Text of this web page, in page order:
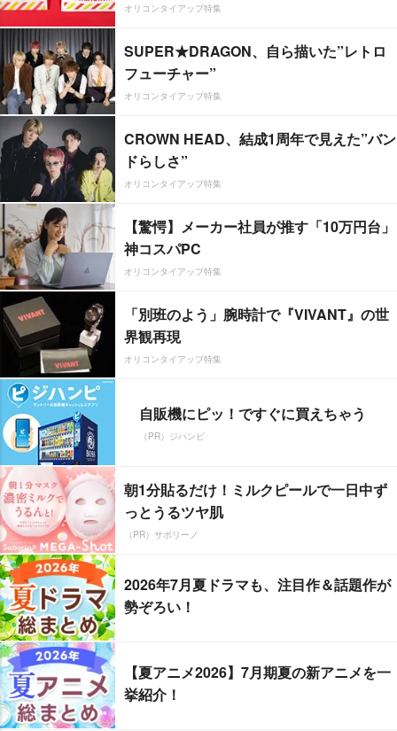
オリコンタイアップ特集
SUPER★DRAGON、自ら描いた”レトロ
フューチャー”
オリコンタイアップ特集
CROWN HEAD、結成1周年で見えた”バン
ドらしさ”
オリコンタイアップ特集
【驚愕】メーカー社員が推す「10万円台」
神コスパPC
オリコンタイアップ特集
「別班のよう」腕時計で『VIVANT』の世
界観再現
オリコンタイアップ特集
自販機にピッ！ですぐに買えちゃう
（PR）ジハンピ
朝1分貼るだけ！ミルクピールで一日中ず
っとうるツヤ肌
（PR）サボリーノ
2026年7月夏ドラマも、注目作＆話題作が
勢ぞろい！
【夏アニメ2026】7月期夏の新アニメを一
挙紹介！